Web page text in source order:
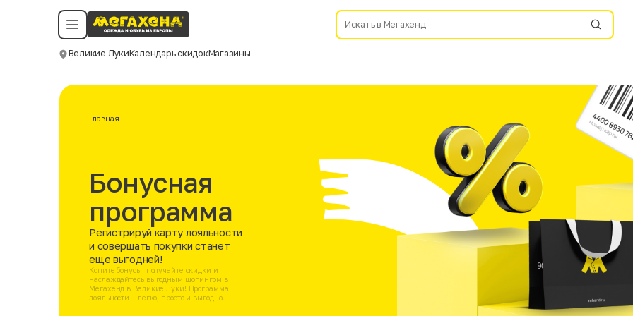
Великие ЛукиКалендарь скидокМагазины
Политика конфиденциальности
©️ Мегахенд 2026. Все права защищены.
Смотреть все даты
Главная
Бонусная
программа
Регистрируй карту лояльности
и совершать покупки станет
еще выгодней!
Копите бонусы, получайте скидки и
наслаждайтесь выгодным шопингом в
Мегахенд в Великие Луки! Программа
лояльности – легко, просто и выгодно!